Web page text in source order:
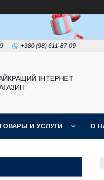
+380 (98) 611-87-09
ІНТЕРНЕТ
И УСЛУГИ О